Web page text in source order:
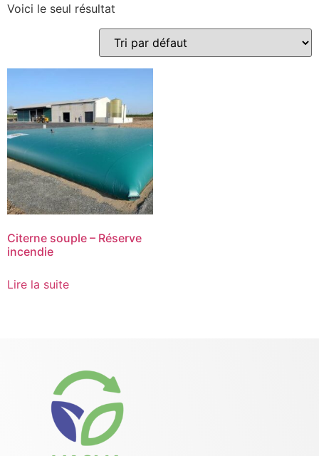
Voici le seul résultat
Citerne souple – Réserve
incendie
Lire la suite